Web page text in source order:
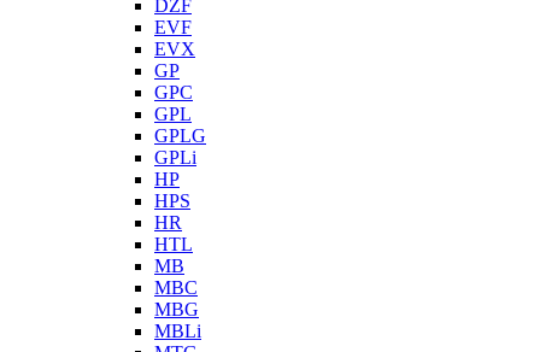
DZF
EVF
EVX
GP
GPC
GPL
GPLG
GPLi
HP
HPS
HR
HTL
MB
MBC
MBG
MBLi